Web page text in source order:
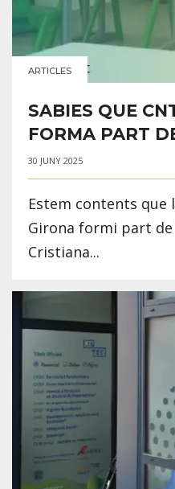
ARTICLES
SABIES QUE
FORMA PART
30 JUNY 2025
Estem contents que
Girona formi part de
Cristiana...